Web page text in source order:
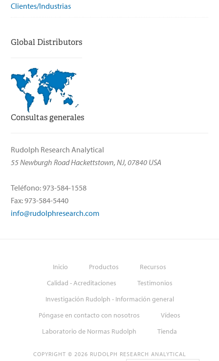
Clientes/Industrias
Global Distributors
Consultas generales
Rudolph Research Analytical
55 Newburgh Road Hackettstown, NJ, 07840 USA
Teléfono: 973-584-1558
Fax: 973-584-5440
info@rudolphresearch.com
Inicio Productos
Recursos
Calidad - Acreditaciones
Testimonios
Investigación Rudolph - Información general
Póngase en contacto con nosotros
Vídeos
Laboratorio de Normas Rudolph
Tienda
COPYRIGHT © 2026 RUDOLPH RESEARCH ANALYTICAL